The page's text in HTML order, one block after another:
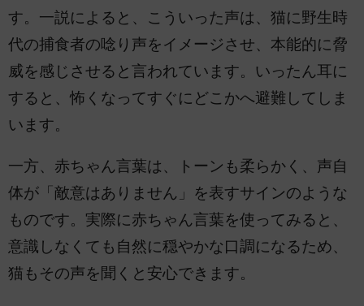
す。一説によると、こういった声は、猫に野生時
代の捕食者の唸り声をイメージさせ、本能的に脅
威を感じさせると言われています。いったん耳に
すると、怖くなってすぐにどこかへ避難してしま
います。
一方、赤ちゃん言葉は、トーンも柔らかく、声自
体が「敵意はありません」を表すサインのような
ものです。実際に赤ちゃん言葉を使ってみると、
意識しなくても自然に穏やかな口調になるため、
猫もその声を聞くと安心できます。